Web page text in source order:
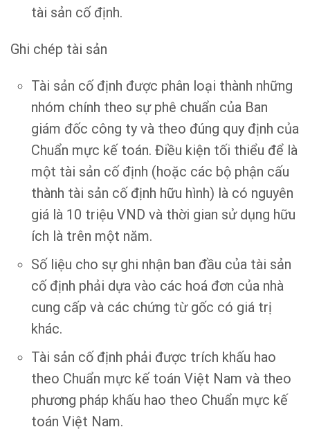
tài sản cố định.
Ghi chép tài sản
Tài sản cố định được phân loại thành những
nhóm chính theo sự phê chuẩn của Ban
giám đốc công ty và theo đúng quy định của
Chuẩn mực kế toán. Điều kiện tối thiểu để là
một tài sản cố định (hoặc các bộ phận cấu
thành tài sản cố định hữu hình) là có nguyên
giá là 10 triệu VND và thời gian sử dụng hữu
ích là trên một năm.
Số liệu cho sự ghi nhận ban đầu của tài sản
cố định phải dựa vào các hoá đơn của nhà
cung cấp và các chứng từ gốc có giá trị
khác.
Tài sản cố định phải được trích khấu hao
theo Chuẩn mực kế toán Việt Nam và theo
phương pháp khấu hao theo Chuẩn mực kế
toán Việt Nam.